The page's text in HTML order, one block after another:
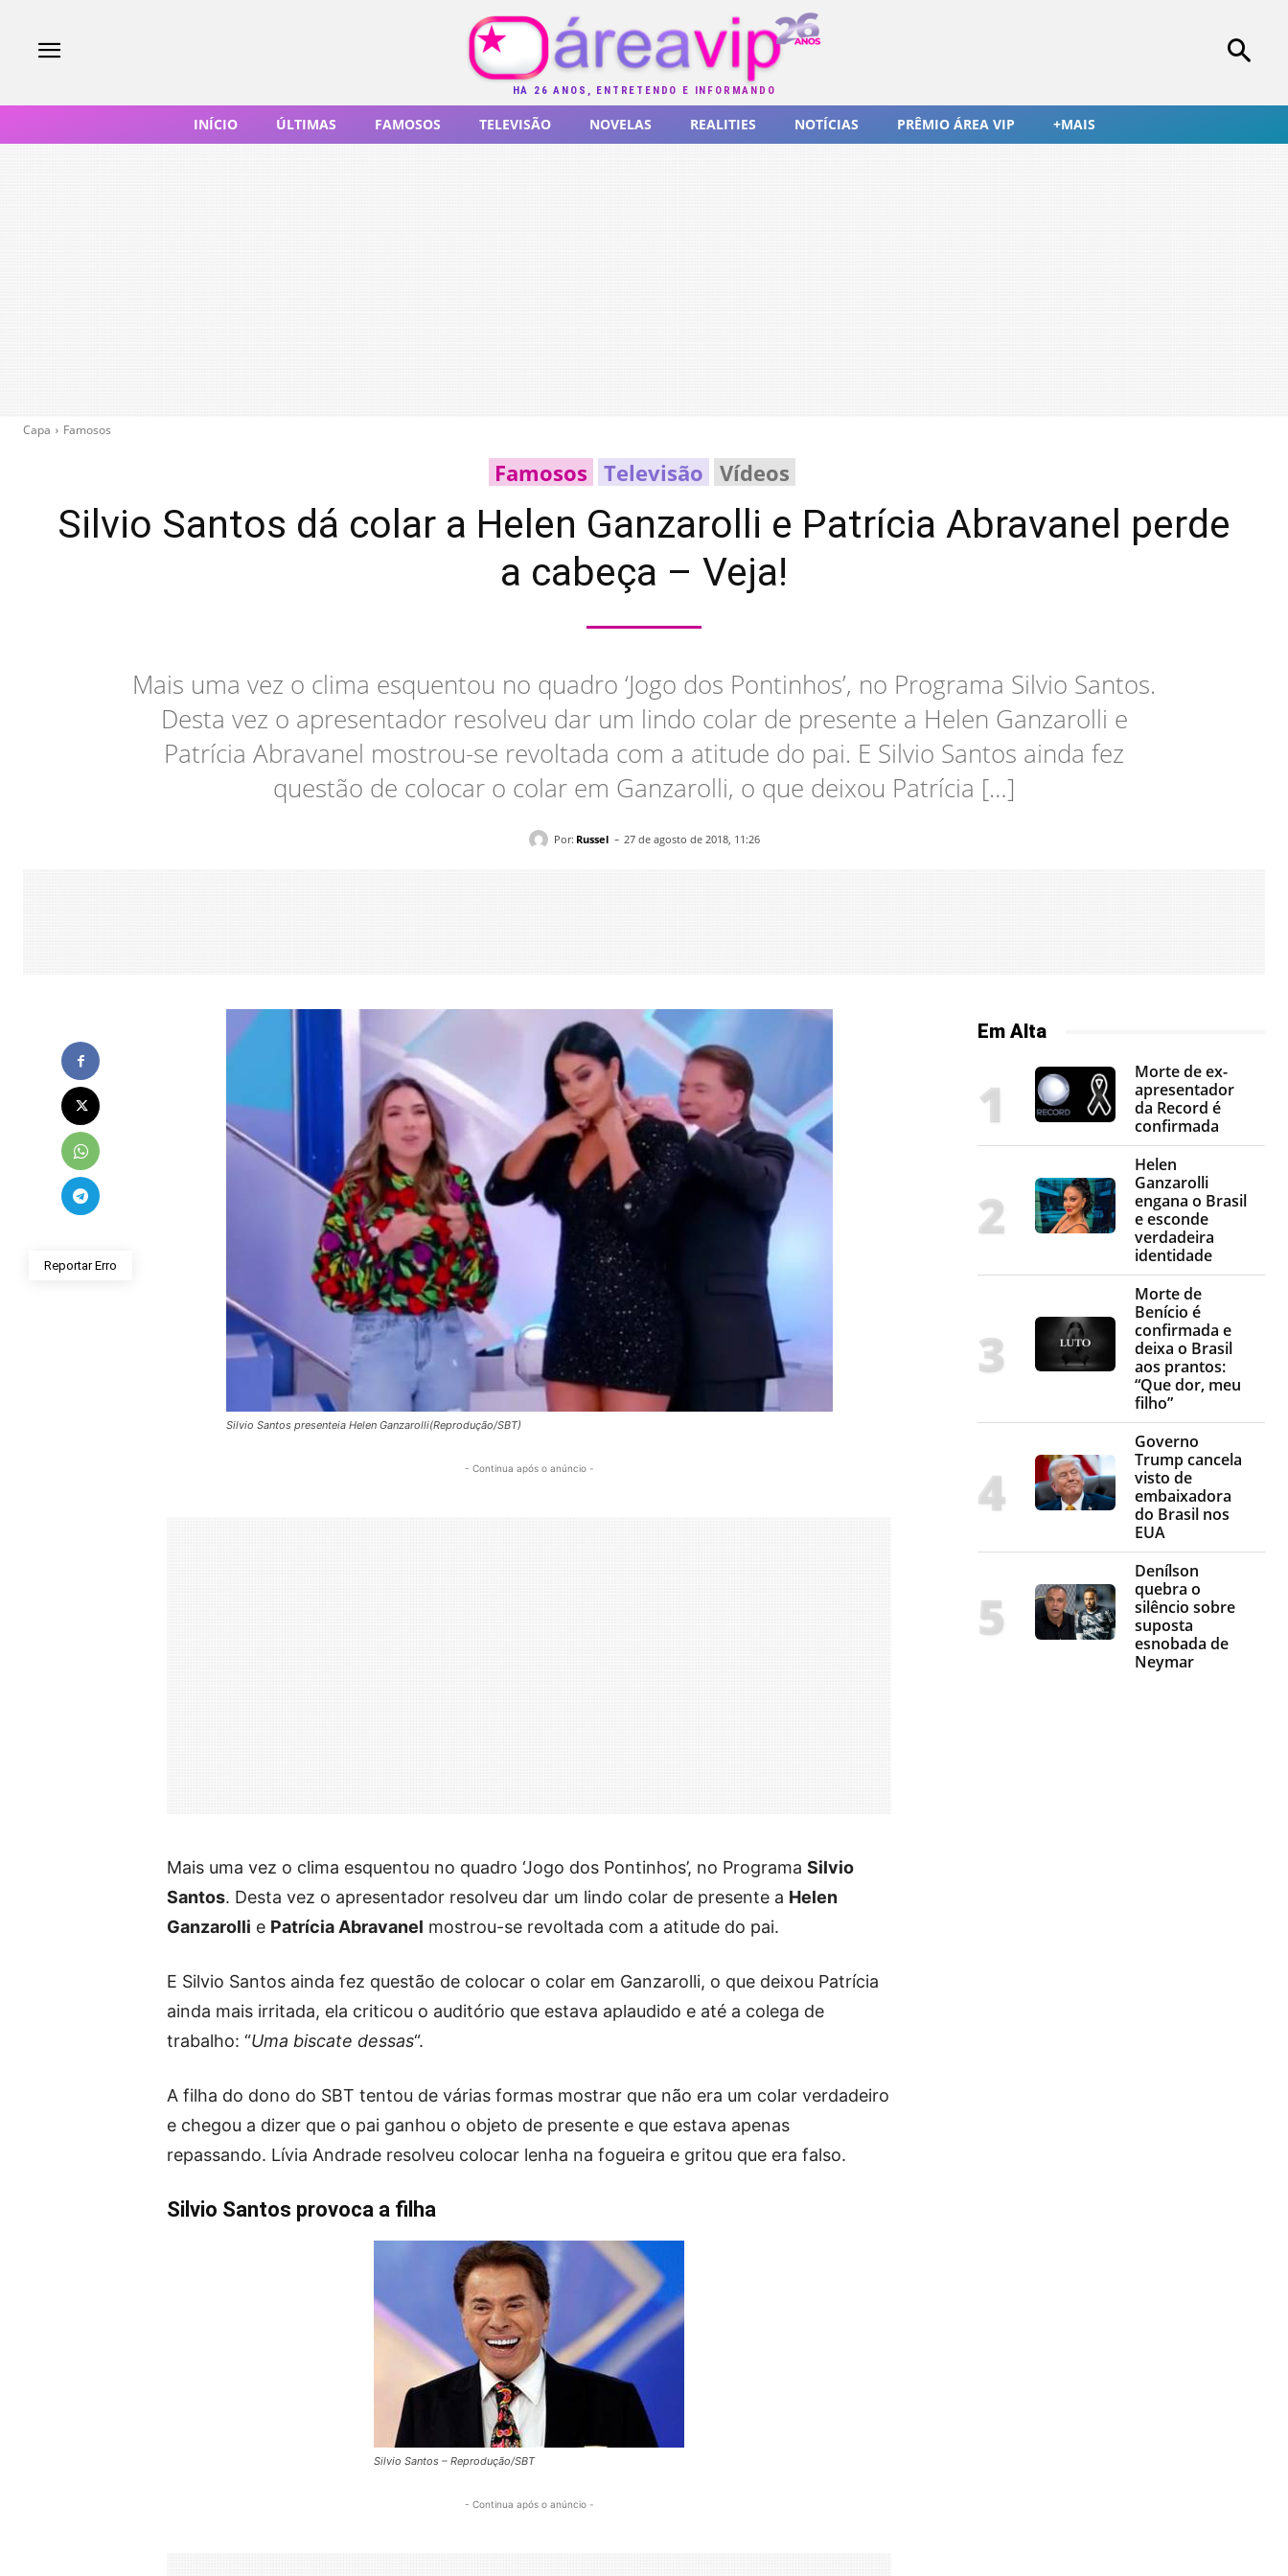
HÁ 26 ANOS, ENTRETENDO E INFORMANDO
INÍCIO ÚLTIMAS FAMOSOS TELEVISÃO NOVELAS REALITIES NOTÍCIAS PRÊMIO ÁREA VIP +MAIS
Capa Famosos
Famosos Televisão Vídeos
Silvio Santos dá colar a Helen Ganzarolli e Patrícia Abravanel perde
a cabeça – Veja!
Mais uma vez o clima esquentou no quadro ‘Jogo dos Pontinhos’, no Programa Silvio Santos.
Desta vez o apresentador resolveu dar um lindo colar de presente a Helen Ganzarolli e
Patrícia Abravanel mostrou-se revoltada com a atitude do pai. E Silvio Santos ainda fez
questão de colocar o colar em Ganzarolli, o que deixou Patrícia […]
Por: Russel - 27 de agosto de 2018, 11:26
Reportar Erro
Silvio Santos presenteia Helen Ganzarolli(Reprodução/SBT)
- Continua após o anúncio -
Mais uma vez o clima esquentou no quadro ‘Jogo dos Pontinhos’, no Programa Silvio
Santos. Desta vez o apresentador resolveu dar um lindo colar de presente a Helen
Ganzarolli e Patrícia Abravanel mostrou-se revoltada com a atitude do pai.
E Silvio Santos ainda fez questão de colocar o colar em Ganzarolli, o que deixou Patrícia
ainda mais irritada, ela criticou o auditório que estava aplaudido e até a colega de
trabalho: “Uma biscate dessas“.
A filha do dono do SBT tentou de várias formas mostrar que não era um colar verdadeiro
e chegou a dizer que o pai ganhou o objeto de presente e que estava apenas
repassando. Lívia Andrade resolveu colocar lenha na fogueira e gritou que era falso.
Silvio Santos provoca a filha
Silvio Santos – Reprodução/SBT
- Continua após o anúncio -
Em Alta
Morte de ex-
apresentador
da Record é
confirmada
Helen
Ganzarolli
engana o Brasil
e esconde
verdadeira
identidade
Morte de
Benício é
confirmada e
deixa o Brasil
aos prantos:
“Que dor, meu
filho”
Governo
Trump cancela
visto de
embaixadora
do Brasil nos
EUA
Denílson
quebra o
silêncio sobre
suposta
esnobada de
Neymar